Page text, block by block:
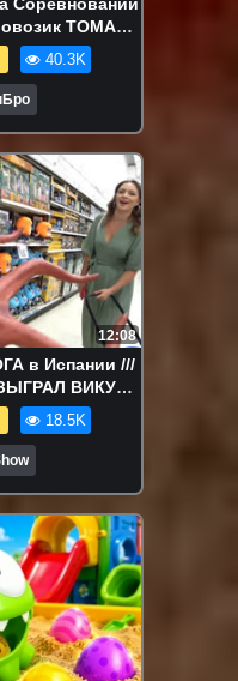
ТОМАС
Minecraft
40.3K
12:08
в Испании ///
ВИКУ
ЛОЛ и
/ Вики Шоу
18.5K